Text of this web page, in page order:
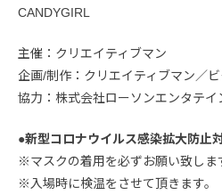
CANDYGIRL
主催：クリエイティブマン
企画/制作：クリエイティブマン／
協力：株式会社ローソンエンタテイ
●新型コロナウイルス感染拡大防止
※マスクの着用を必ずお願い致しま
※入場時に検温をさせて頂きます。